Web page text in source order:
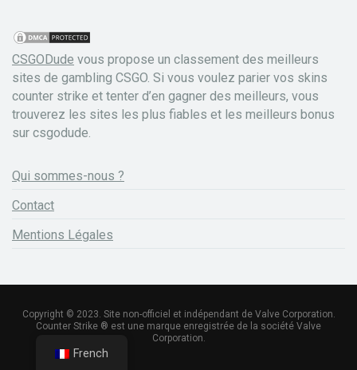
CSGODude vous propose un classement des meilleurs
sites de gambling CSGO. Si vous voulez parier vos skins
counter strike et tenter d’en gagner des meilleurs, vous
trouverez les sites les plus fiables et les meilleurs bonus
sur csgodude.
Qui sommes-nous ?
Contact
Mentions Légales
Copyright © 2023. Site non-officiel et indépendant de Valve Corporation.
Counter Strike ® est une marque enregistrée de la société Valve
Corporation.
French